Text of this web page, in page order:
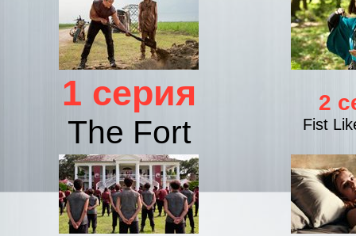
1 серия
The Fort
2
Fist